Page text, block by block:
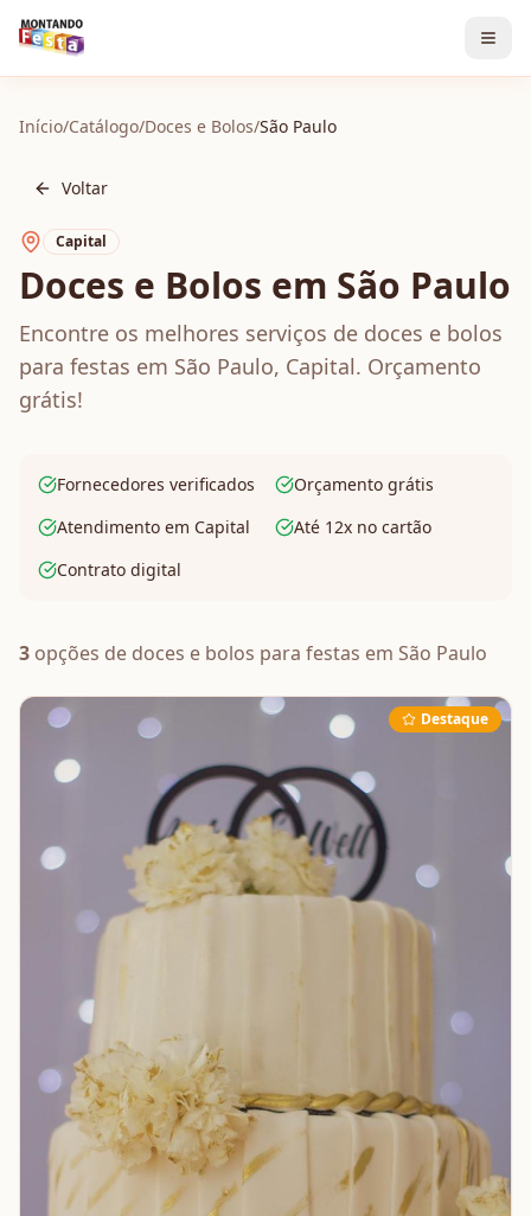
Início/Catálogo/Doces e Bolos/São Paulo
Voltar
Capital
Doces e Bolos em São Paulo
Encontre os melhores serviços de doces e bolos
para festas em São Paulo, Capital. Orçamento
grátis!
Fornecedores verificados
Orçamento grátis
Atendimento em Capital
Até 12x no cartão
Contrato digital
3 opções de doces e bolos para festas em São Paulo
Destaque